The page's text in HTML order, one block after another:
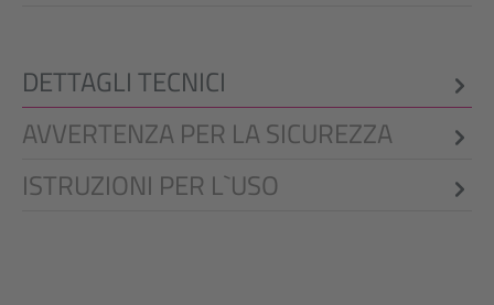
DETTAGLI TECNICI
AVVERTENZA PER LA SICUREZZA
ISTRUZIONI PER L`USO